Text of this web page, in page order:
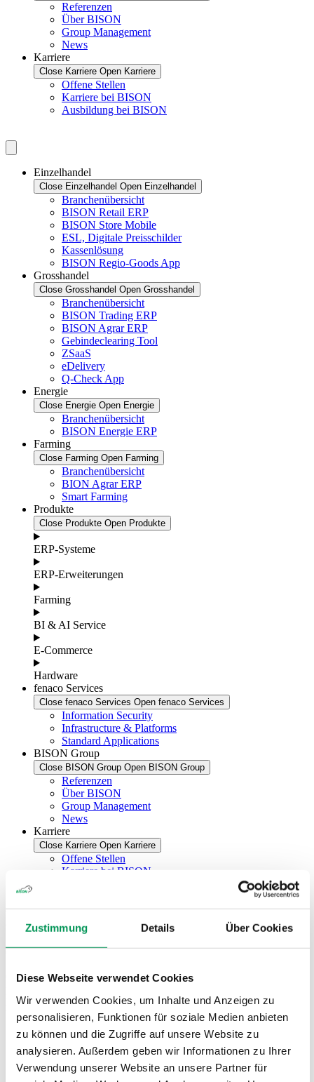
Zustimmung Details Über Cookies
Diese Webseite verwendet Cookies
Wir verwenden Cookies, um Inhalte und Anzeigen zu
personalisieren, Funktionen für soziale Medien anbieten
zu können und die Zugriffe auf unsere Website zu
analysieren. Außerdem geben wir Informationen zu Ihrer
Verwendung unserer Website an unsere Partner für
Referenzen
Über BISON
Group Management
News
Karriere
Close Karriere Open Karriere
Offene Stellen
Karriere bei BISON
Ausbildung bei BISON
Einzelhandel
Close Einzelhandel Open Einzelhandel
Branchenübersicht
BISON Retail ERP
BISON Store Mobile
ESL, Digitale Preisschilder
Kassenlösung
BISON Regio-Goods App
Grosshandel
Close Grosshandel Open Grosshandel
Branchenübersicht
BISON Trading ERP
BISON Agrar ERP
Gebindeclearing Tool
ZSaaS
eDelivery
Q-Check App
Energie
Close Energie Open Energie
Branchenübersicht
BISON Energie ERP
Farming
Close Farming Open Farming
Branchenübersicht
BION Agrar ERP
Smart Farming
Produkte
Close Produkte Open Produkte
ERP-Systeme
ERP-Erweiterungen
Farming
BI & AI Service
E-Commerce
Hardware
fenaco Services
Close fenaco Services Open fenaco Services
Information Security
Infrastructure & Platforms
Standard Applications
BISON Group
Close BISON Group Open BISON Group
Referenzen
Über BISON
Group Management
News
Karriere
Close Karriere Open Karriere
Offene Stellen
Karriere bei BISON
BISON Group
Group Management
Gemeinsam engagieren wir uns für nachhaltiges Wachstum und eine
Kunden. Eine Unternehmenskultur, die auf Vertrauen, Agilität und
Verantwortungsbewusstsein basiert, ist uns wichtig.
Startseite
/
BISON Group